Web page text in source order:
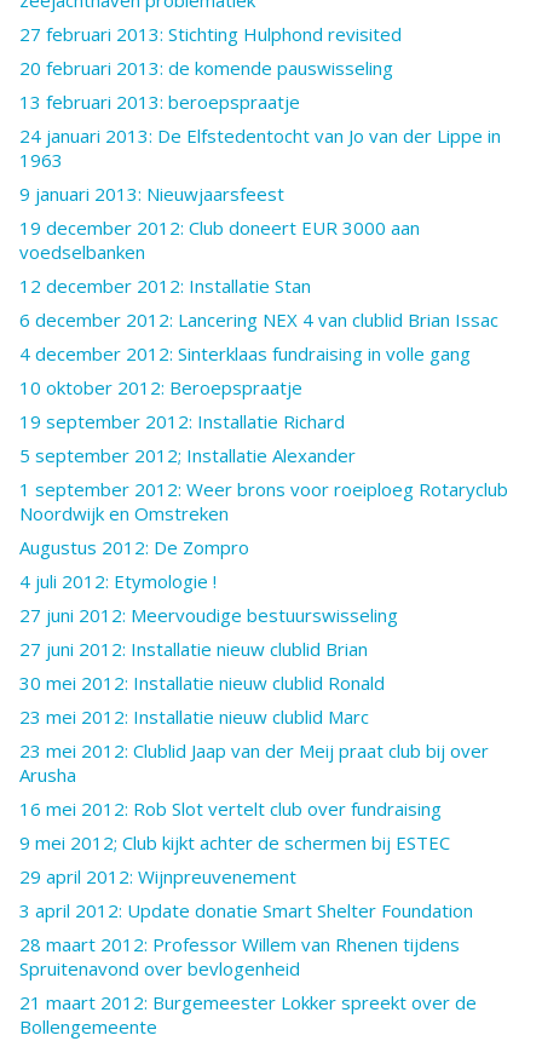
27 februari 2013: Stichting Hulphond revisited
20 februari 2013: de komende pauswisseling
13 februari 2013: beroepspraatje
24 januari 2013: De Elfstedentocht van Jo van der Lippe in
1963
9 januari 2013: Nieuwjaarsfeest
19 december 2012: Club doneert EUR 3000 aan
voedselbanken
12 december 2012: Installatie Stan
6 december 2012: Lancering NEX 4 van clublid Brian Issac
4 december 2012: Sinterklaas fundraising in volle gang
10 oktober 2012: Beroepspraatje
19 september 2012: Installatie Richard
5 september 2012; Installatie Alexander
1 september 2012: Weer brons voor roeiploeg Rotaryclub
Noordwijk en Omstreken
Augustus 2012: De Zompro
4 juli 2012: Etymologie !
27 juni 2012: Meervoudige bestuurswisseling
27 juni 2012: Installatie nieuw clublid Brian
30 mei 2012: Installatie nieuw clublid Ronald
23 mei 2012: Installatie nieuw clublid Marc
23 mei 2012: Clublid Jaap van der Meij praat club bij over
Arusha
16 mei 2012: Rob Slot vertelt club over fundraising
9 mei 2012; Club kijkt achter de schermen bij ESTEC
29 april 2012: Wijnpreuvenement
3 april 2012: Update donatie Smart Shelter Foundation
28 maart 2012: Professor Willem van Rhenen tijdens
Spruitenavond over bevlogenheid
21 maart 2012: Burgemeester Lokker spreekt over de
Bollengemeente